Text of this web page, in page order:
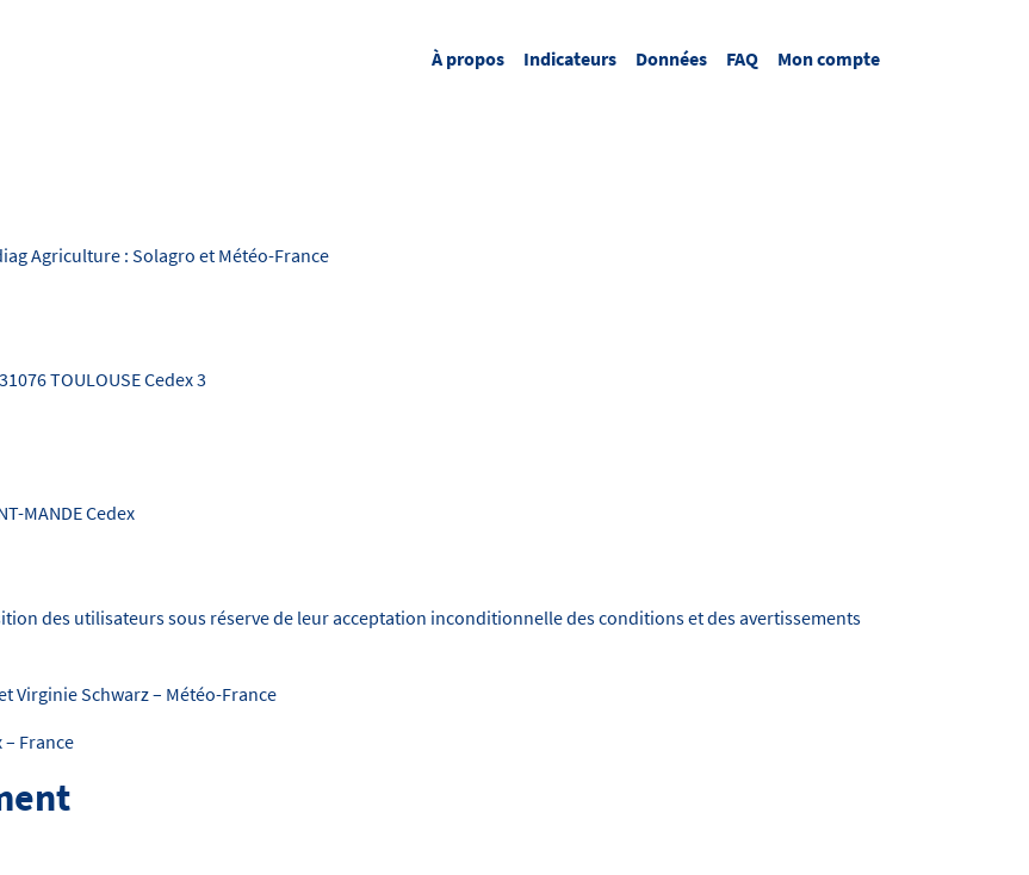
À propos Indicateurs Données FAQ Mon compte
Agriculture : Solagro et Météo-France
TOULOUSE Cedex 3
MANDE Cedex
des utilisateurs sous réserve de leur acceptation inconditionnelle des conditions et des avertissements
Virginie Schwarz – Météo-France
– France